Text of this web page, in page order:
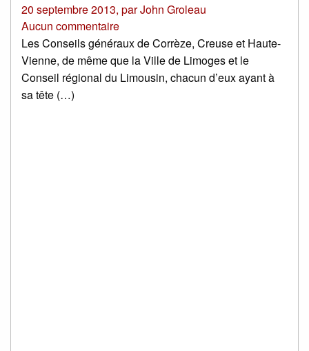
20 septembre 2013, parJohn Groleau
Aucun commentaire
Les Conseils généraux de Corrèze, Creuse et Haute-
Vienne, de même que la Ville de Limoges et le
Conseil régional du Limousin, chacun d’eux ayant à
sa tête (…)